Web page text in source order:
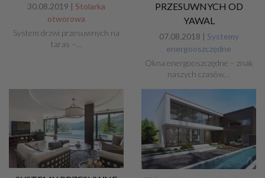
30.08.2019 | Stolarka
otworowa
System drzwi przesuwnych na
taras –…
PRZESUWNYCH OD
YAWAL
07.08.2018 | Systemy
energooszczędne
Okna energooszczędne – znak
naszych czasów…